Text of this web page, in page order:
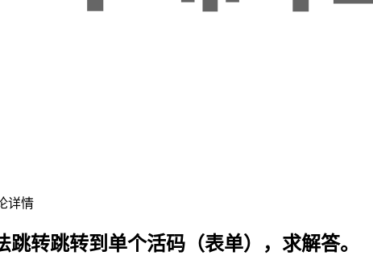
详情
转跳转到单个活码（表单），求解答。